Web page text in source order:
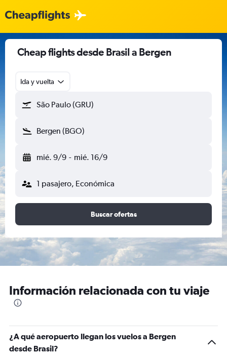
Cheap flights desde Brasil a Bergen
Ida y vuelta
São Paulo (GRU)
Bergen (BGO)
mié. 9/9 - mié. 16/9
1 pasajero, Económica
Buscar ofertas
Información relacionada con tu viaje
¿A qué aeropuerto llegan los vuelos a Bergen
desde Brasil?